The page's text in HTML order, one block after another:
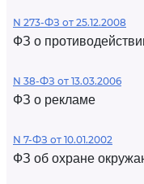
N 273-ФЗ от 25.12.2008
ФЗ о
N 38-ФЗ от 13.03.2006
ФЗ о рекламе
N 7-ФЗ от 10.01.2002
ФЗ об охране